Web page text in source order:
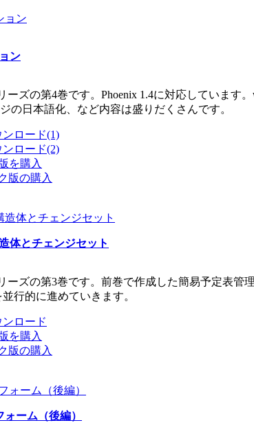
ン
ーズの第4巻です。Phoenix 1.4に対応しています
の日本語化、など内容は盛りだくさんです。
ロード(1)
ロード(2)
を購入
版の購入
体とチェンジセット
ーズの第3巻です。前巻で作成した簡易予定表管
行的に進めていきます。
ロード
を購入
版の購入
ーム（後編）